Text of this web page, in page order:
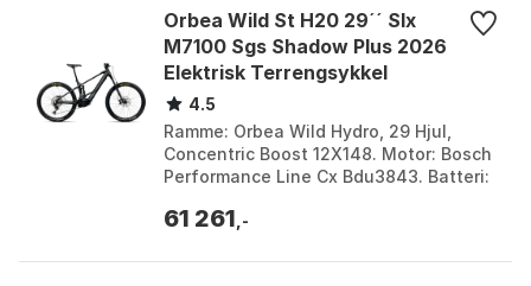
Orbea Wild St H20 29´´ Slx
M7100 Sgs Shadow Plus 2026
Elektrisk Terrengsykkel
4.5
Ramme: Orbea Wild Hydro, 29 Hjul,
Concentric Boost 12X148. Motor: Bosch
Performance Line Cx Bdu3843. Batteri:
Bbp3770. Bakdempe...
61 261 ,-